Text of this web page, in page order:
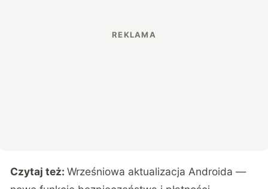
Czytaj też:Wrześniowa aktualizacja Androida —